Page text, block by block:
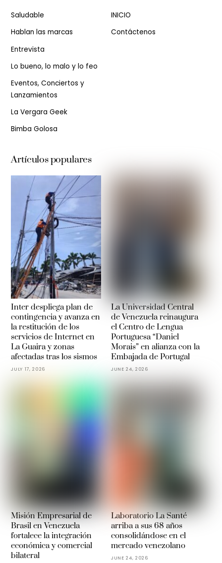
Saludable
Hablan las marcas
Entrevista
Lo bueno, lo malo y lo feo
Eventos, Conciertos y
Lanzamientos
La Vergara Geek
Bimba Golosa
INICIO
Contáctenos
Artículos populares
Inter despliega plan de
contingencia y avanza en
la restitución de los
servicios de Internet en
La Guaira y zonas
afectadas tras los sismos
JULY 17, 2026
La Universidad Central
de Venezuela reinaugura
el Centro de Lengua
Portuguesa “Daniel
Morais” en alianza con la
Embajada de Portugal
JUNE 24, 2026
Misión Empresarial de
Brasil en Venezuela
fortalece la integración
económica y comercial
bilateral
Laboratorio La Santé
arriba a sus 68 años
consolidándose en el
mercado venezolano
JUNE 24, 2026